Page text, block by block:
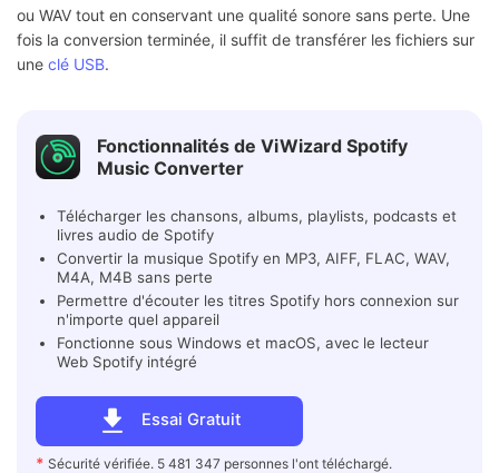
ou WAV tout en conservant une qualité sonore sans perte. Une
fois la conversion terminée, il suffit de transférer les fichiers sur
une clé USB.
Fonctionnalités de ViWizard Spotify
Music Converter
Essai Gratuit
* Sécurité vérifiée. 5 481 347 personnes l'ont téléchargé.
Télécharger les chansons, albums, playlists, podcasts et
livres audio de Spotify
Convertir la musique Spotify en MP3, AIFF, FLAC, WAV,
M4A, M4B sans perte
Permettre d'écouter les titres Spotify hors connexion sur
n'importe quel appareil
Fonctionne sous Windows et macOS, avec le lecteur
Web Spotify intégré